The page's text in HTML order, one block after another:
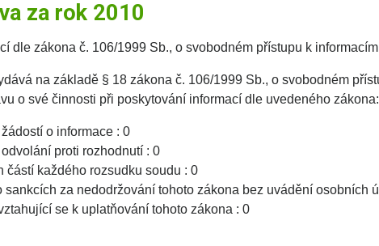
za rok 2010
dle zákona č. 106/1999 Sb., o svobodném přístupu k
na základě § 18 zákona č. 106/1999 Sb., o svobodném
o své činnosti při poskytování informací dle uvedeného zákona:
o informace : 0
proti rozhodnutí : 0
částí každého rozsudku soudu : 0
sankcích za nedodržování tohoto zákona bez uvádění osobních
se k uplatňování tohoto zákona : 0